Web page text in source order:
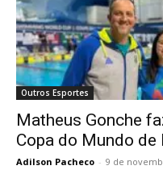
Outros Esportes
Matheus Gonche
Copa do Mundo de
Adilson Pacheco - 9 de